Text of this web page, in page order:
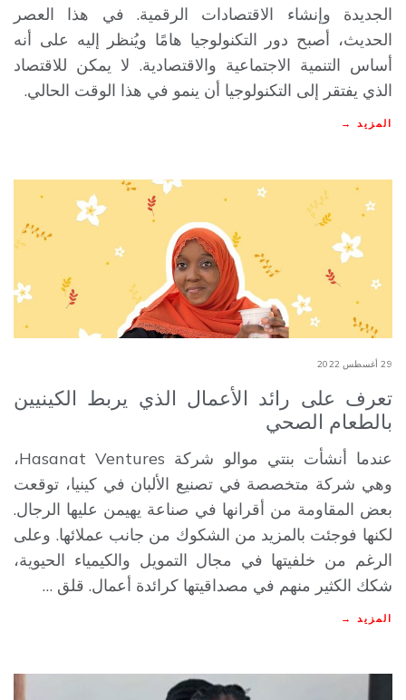
الجديدة وإنشاء الاقتصادات الرقمية. في هذا العصر
الحديث، أصبح دور التكنولوجيا هامًا ويُنظر إليه على أنه
أساس التنمية الاجتماعية والاقتصادية. لا يمكن للاقتصاد
الذي يفتقر إلى التكنولوجيا أن ينمو في هذا الوقت الحالي.
المزيد →
29 أغسطس 2022
تعرف على رائد الأعمال الذي يربط الكينيين
بالطعام الصحي
عندما أنشأت بنتي موالو شركة Hasanat Ventures،
وهي شركة متخصصة في تصنيع الألبان في كينيا، توقعت
بعض المقاومة من أقرانها في صناعة يهيمن عليها الرجال.
لكنها فوجئت بالمزيد من الشكوك من جانب عملائها. وعلى
الرغم من خلفيتها في مجال التمويل والكيمياء الحيوية،
شكك الكثير منهم في مصداقيتها كرائدة أعمال. قلق …
المزيد →